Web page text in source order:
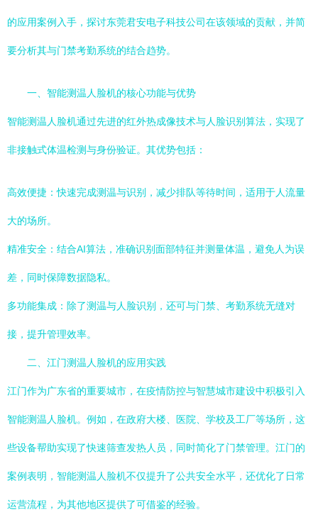
的应用案例入手，探讨东莞君安电子科技公司在该领域的贡献，并简
要分析其与门禁考勤系统的结合趋势。
一、智能测温人脸机的核心功能与优势
智能测温人脸机通过先进的红外热成像技术与人脸识别算法，实现了
非接触式体温检测与身份验证。其优势包括：
高效便捷：快速完成测温与识别，减少排队等待时间，适用于人流量
大的场所。
精准安全：结合AI算法，准确识别面部特征并测量体温，避免人为误
差，同时保障数据隐私。
多功能集成：除了测温与人脸识别，还可与门禁、考勤系统无缝对
接，提升管理效率。
二、江门测温人脸机的应用实践
江门作为广东省的重要城市，在疫情防控与智慧城市建设中积极引入
智能测温人脸机。例如，在政府大楼、医院、学校及工厂等场所，这
些设备帮助实现了快速筛查发热人员，同时简化了门禁管理。江门的
案例表明，智能测温人脸机不仅提升了公共安全水平，还优化了日常
运营流程，为其他地区提供了可借鉴的经验。